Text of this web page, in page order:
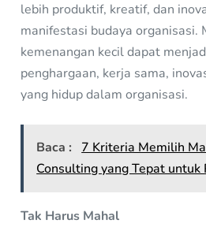
lebih produktif, kreatif, dan
manifestasi budaya organisasi.
kemenangan kecil dapat
penghargaan, kerja sama,
yang hidup dalam organisasi.
Baca : 7 Kriteria Memilih
Consulting yang Tepat untuk
Tak Harus Mahal